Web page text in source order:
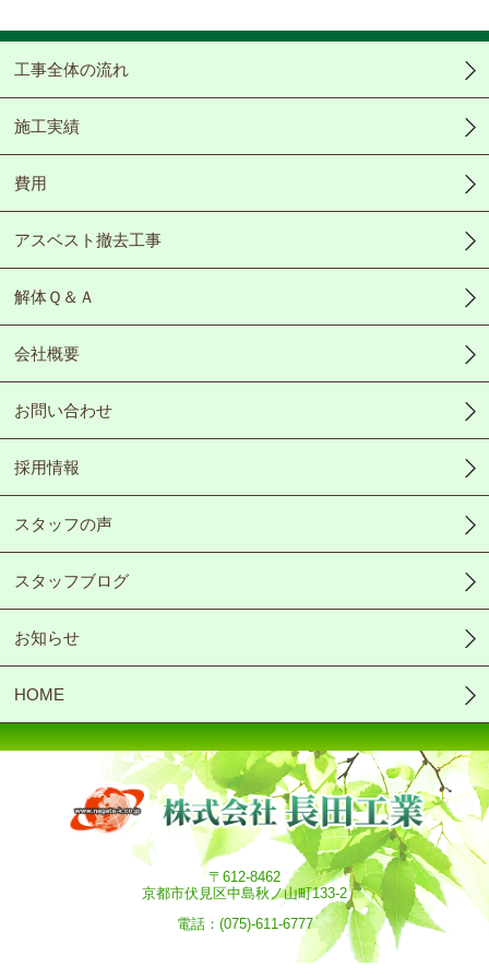
Video
工事全体の流れ
施工実績
費用
アスベスト撤去工事
解体Ｑ＆Ａ
会社概要
お問い合わせ
採用情報
スタッフの声
スタッフブログ
お知らせ
HOME
〒612-8462
京都市伏見区中島秋ノ山町133-2
電話：(075)-611-6777